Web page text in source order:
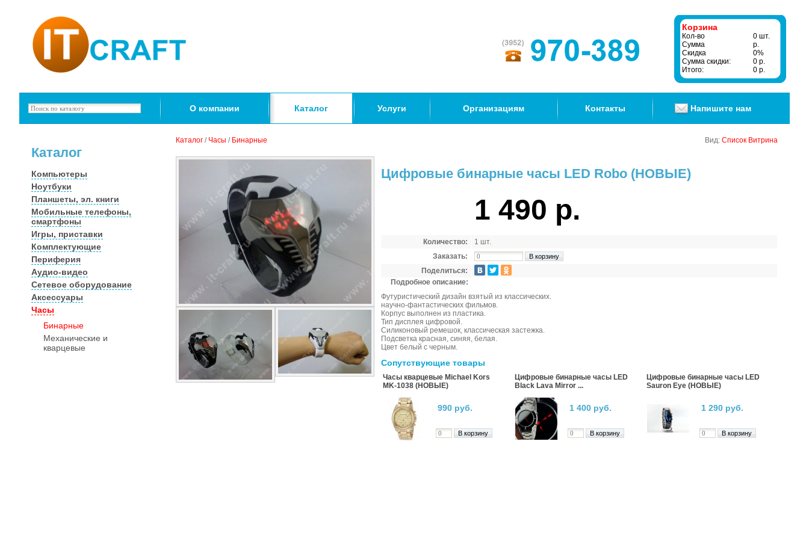
Корзина
Кол-во
0 шт.
Сумма
р.
Скидка
0%
Сумма скидки:
0 р.
Итого:
0 р.
О компании Каталог Услуги Организациям Контакты Напишите нам
Каталог
Компьютеры
Ноутбуки
Планшеты, эл. книги
Мобильные телефоны,
смартфоны
Игры, приставки
Комплектующие
Периферия
Аудио-видео
Сетевое оборудование
Аксессуары
Часы
Бинарные
Механические и
кварцевые
Каталог / Часы / Бинарные Вид: Список Витрина
Цифровые бинарные часы LED Robo (НОВЫЕ)
1 490 р.
Количество:
1 шт.
Заказать:
Поделиться:
Подробное описание:
Футуристический дизайн взятый из классических.
научно-фантастических фильмов.
Корпус выполнен из пластика.
Тип дисплея цифровой.
Силиконовый ремешок, классическая застежка.
Подсветка красная, синяя, белая.
Цвет белый с черным.
Сопутствующие товары
Часы кварцевые Michael Kors
MK-1038 (НОВЫЕ)
990 руб.
Цифровые бинарные часы LED
Black Lava Mirror ...
1 400 руб.
Цифровые бинарные часы LED
Sauron Eye (НОВЫЕ)
1 290 руб.